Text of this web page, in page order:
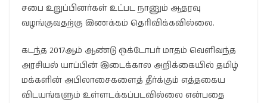
சபை உறுப்பினர்கள் உட்பட நானும் ஆதரவு
வழங்குவதற்கு இணக்கம் தெரிவிக்கவில்லை.
கடந்த 2017ஆம் ஆண்டு ஒக்டோபர் மாதம் வெளிவந்த
அரசியல் யாப்பின் இடைக்கால அறிக்கையில் தமிழ்
மக்களின் அபிலாசைகளைத் தீர்க்கும் எத்தகைய
விடயங்களும் உள்ளடக்கப்படவில்லை என்பதை